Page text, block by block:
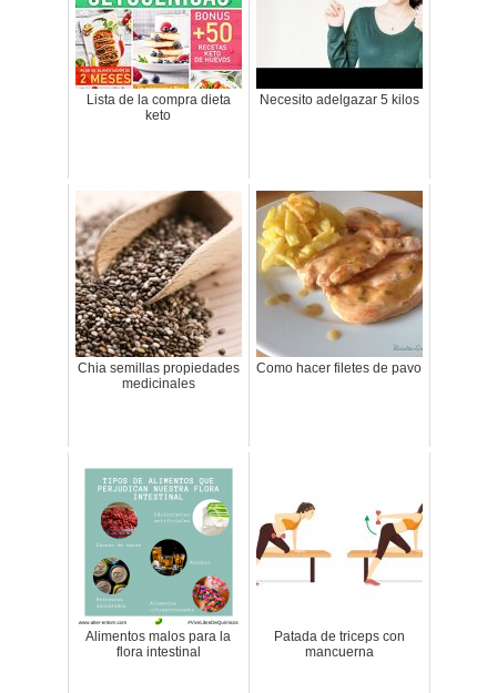
Lista de la compra dieta
keto
Necesito adelgazar 5 kilos
Chia semillas propiedades
medicinales
Como hacer filetes de pavo
Alimentos malos para la
flora intestinal
Patada de triceps con
mancuerna